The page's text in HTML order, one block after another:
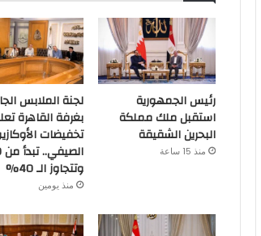
رئيس الجمهورية
استقبل ملك مملكة
البحرين الشقيقة
منذ 15 ساعة
لجنة الملابس
بغرفة القاهرة
تخفيضات
وتتجاوز الـ 40%
منذ يومين